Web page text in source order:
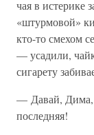
чая в истерике
«штурмовой»
кто-то смехом
— усадили,
сигарету
— Давай,
последняя!